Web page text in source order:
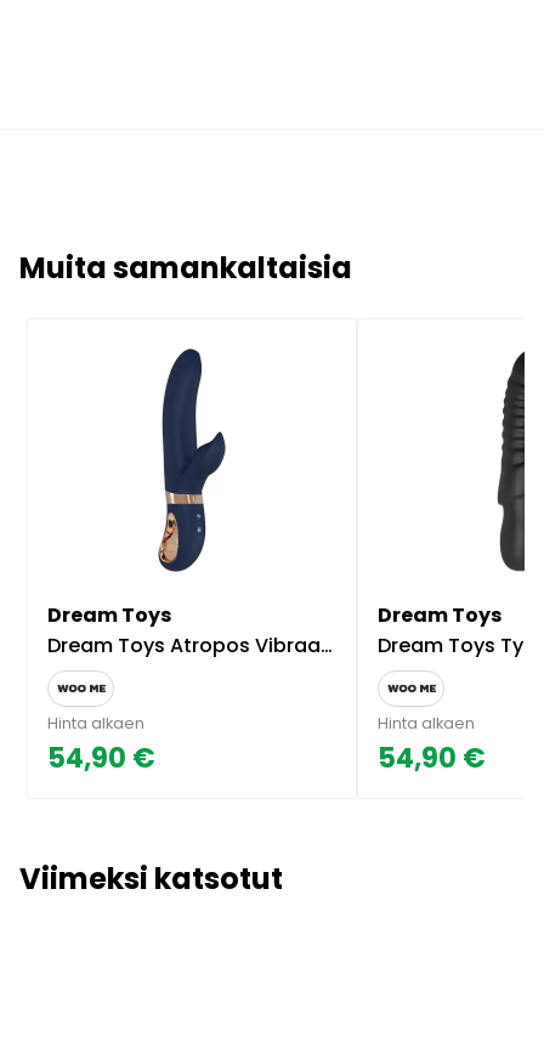
Muita samankaltaisia
Dream Toys
Dream Toys Atropos Vibraattori
Hinta alkaen
54,90 €
Dream Toys
Dream Toys
Hinta alkaen
54,90 €
Viimeksi katsotut